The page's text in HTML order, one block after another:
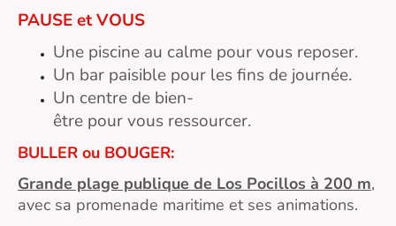
PAUSE et VOUS
Une piscine au calme pour vous reposer.
Un bar paisible pour les fins de journée.
Un centre de bien-
être pour vous ressourcer.
BULLER ou BOUGER:
Grande plage publique de Los Pocillos à 200 m,
avec sa promenade maritime et ses animations.